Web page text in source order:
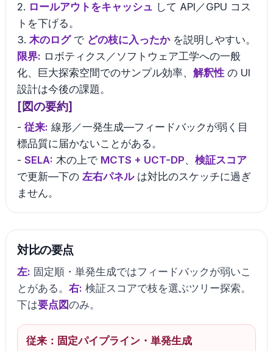
2. ロールアウトをキャッシュ して API／GPU コス
トを下げる。
3. 木のログで どの枝に入ったかを説明しやすい。
限界: ロボティクス／ソフトウェア工学への一般
化、巨大探索空間でのサンプル効率、 解釈性 の UI
設計は今後の課題。
[図の要約]
- 従来: 線形／一発生成—フィードバックが弱く目
標品質に届かないことがある。
- SELA: 木の上で MCTS + UCT-DP、 検証スコア
で更新—下の 左右パネルは対比のスケッチに過ぎ
ません。
対比の要点
左: 固定順・単発生成ではフィードバックが弱いこ
とがある。 右: 検証スコアで枝を選ぶツリー探索。
下は要点図のみ。
従来：固定パイプライン・単発生成